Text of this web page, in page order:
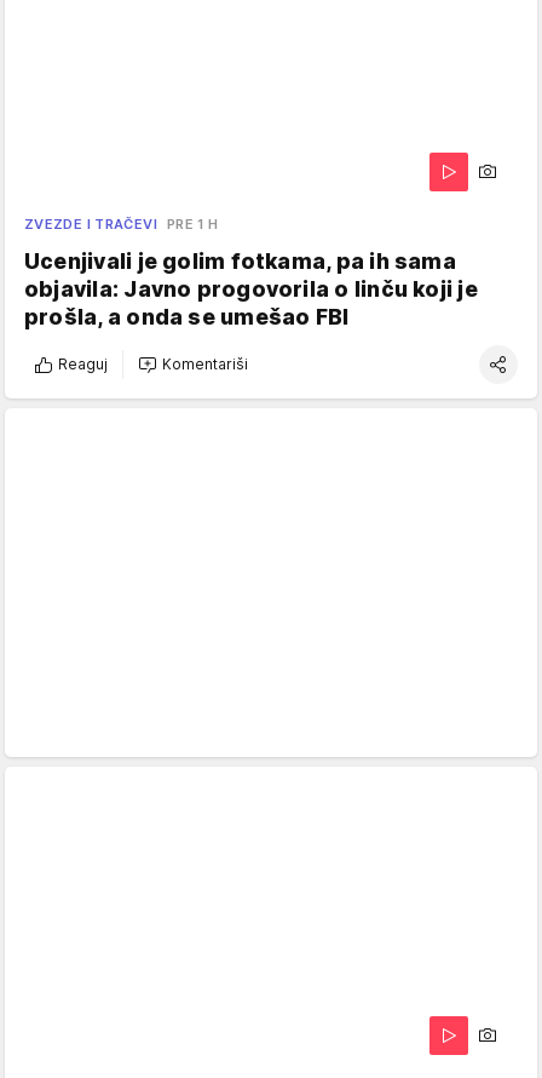
ZVEZDE I TRAČEVI PRE 1 H
Ucenjivali je golim fotkama, pa ih sama
objavila: Javno progovorila o linču koji je
prošla, a onda se umešao FBI
Reaguj Komentariši